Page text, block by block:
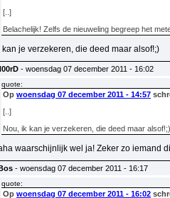
[..]
Belachelijk! Zelfs de nieuweling begreep het
kan je verzekeren, die deed maar alsof!;)
- woensdag 07 december 2011 - 16:02
quote:
Op woensdag 07 december 2011 - 14:57
[..]
Nou, ik kan je verzekeren, die deed maar alsof!;)
waarschijnlijk wel ja! Zeker zo iemand
- woensdag 07 december 2011 - 16:17
quote:
Op woensdag 07 december 2011 - 16:02